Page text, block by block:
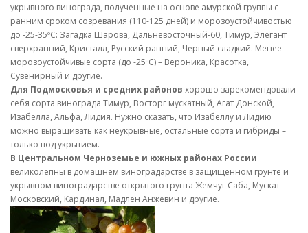
укрывного винограда, полученные на основе амурской группы с
ранним сроком созревания (110-125 дней) и морозоустойчивостью
до -25-35ºС: Загадка Шарова, Дальневосточный-60, Тимур, Элегант
сверхранний, Кристалл, Русский ранний, Черный сладкий. Менее
морозоустойчивые сорта (до -25ºС) – Вероника, Красотка,
Сувенирный и другие.
Для Подмосковья и средних районов хорошо зарекомендовали
себя сорта винограда Тимур, Восторг мускатный, Агат Донской,
Изабелла, Альфа, Лидия. Нужно сказать, что Изабеллу и Лидию
можно выращивать как неукрывные, остальные сорта и гибриды –
только под укрытием.
В Центральном Черноземье и южных районах России
великолепны в домашнем виноградарстве в защищенном грунте и
укрывном виноградарстве открытого грунта Жемчуг Саба, Мускат
Московский, Кардинал, Мадлен Анжевин и другие.